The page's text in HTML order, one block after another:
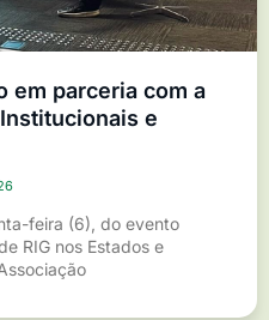
em parceria com a
e
feira (6), do evento
RIG nos Estados e